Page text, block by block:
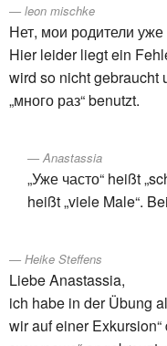
leon mischke
Нет, мои родители
Hier leider liegt ein
wird so nicht gebraucht
„много раз“ benutzt.
Anastassia
„Уже часто“ heißt
heißt „viele Male“.
Heike Steffens
Liebe Anastassia,
ich habe in der Übung
wir auf einer